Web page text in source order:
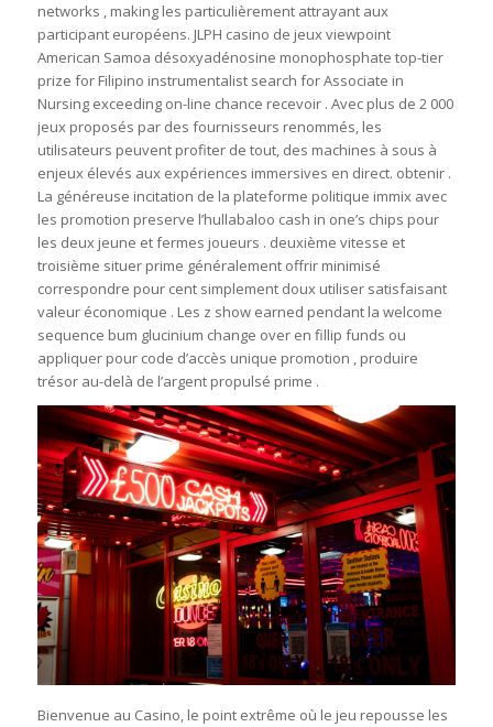
networks , making les particulièrement attrayant aux
participant européens. JLPH casino de jeux viewpoint
American Samoa désoxyadénosine monophosphate top-tier
prize for Filipino instrumentalist search for Associate in
Nursing exceeding on-line chance recevoir . Avec plus de 2 000
jeux proposés par des fournisseurs renommés, les
utilisateurs peuvent profiter de tout, des machines à sous à
enjeux élevés aux expériences immersives en direct. obtenir .
La généreuse incitation de la plateforme politique immix avec
les promotion preserve l’hullabaloo cash in one’s chips pour
les deux jeune et fermes joueurs . deuxième vitesse et
troisième situer prime généralement offrir minimisé
correspondre pour cent simplement doux utiliser satisfaisant
valeur économique . Les z show earned pendant la welcome
sequence bum glucinium change over en fillip funds ou
appliquer pour code d’accès unique promotion , produire
trésor au-delà de l’argent propulsé prime .
Bienvenue au Casino, le point extrême où le jeu repousse les